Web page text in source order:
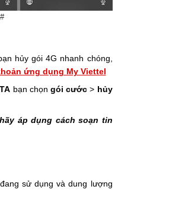
hủy gói 4G nhanh chóng,
ứng dụng My Viettel
bạn chọn gói cước > hủy
áp dụng cách soạn tin
sử dụng và dung lượng